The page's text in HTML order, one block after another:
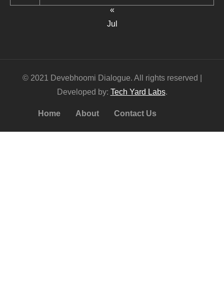
«
Jul
© 2021 Devebhoomi Dialogue. All rights reserved |
Developed by: Tech Yard Labs.
Home About Contact Us